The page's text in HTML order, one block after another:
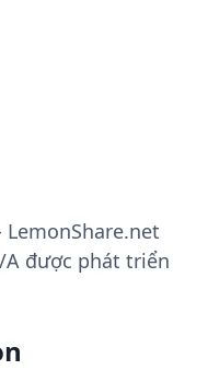
LemonShare.net
được phát triển